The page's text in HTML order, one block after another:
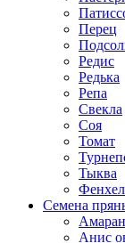
Перец
Редис
Редька
Репа
Свекла
Соя
Томат
Тыква
Семена
Анис